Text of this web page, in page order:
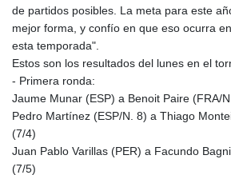
de partidos posibles. La meta para este
mejor forma, y confío en que eso ocurra
esta temporada".
Estos son los resultados del lunes en el
- Primera ronda:
Jaume Munar (ESP) a Benoit Paire (FRA/
Pedro Martínez (ESP/N. 8) a Thiago
(7/4)
Juan Pablo Varillas (PER) a Facundo
(7/5)